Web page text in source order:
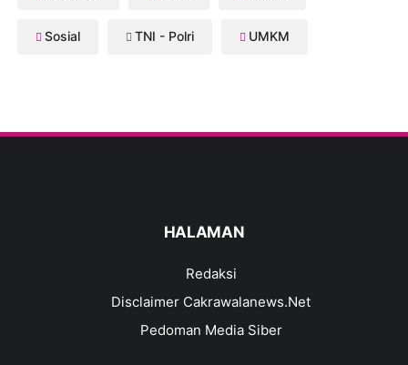
Sosial TNI - Polri UMKM
HALAMAN
Redaksi
Disclaimer Cakrawalanews.Net
Pedoman Media Siber